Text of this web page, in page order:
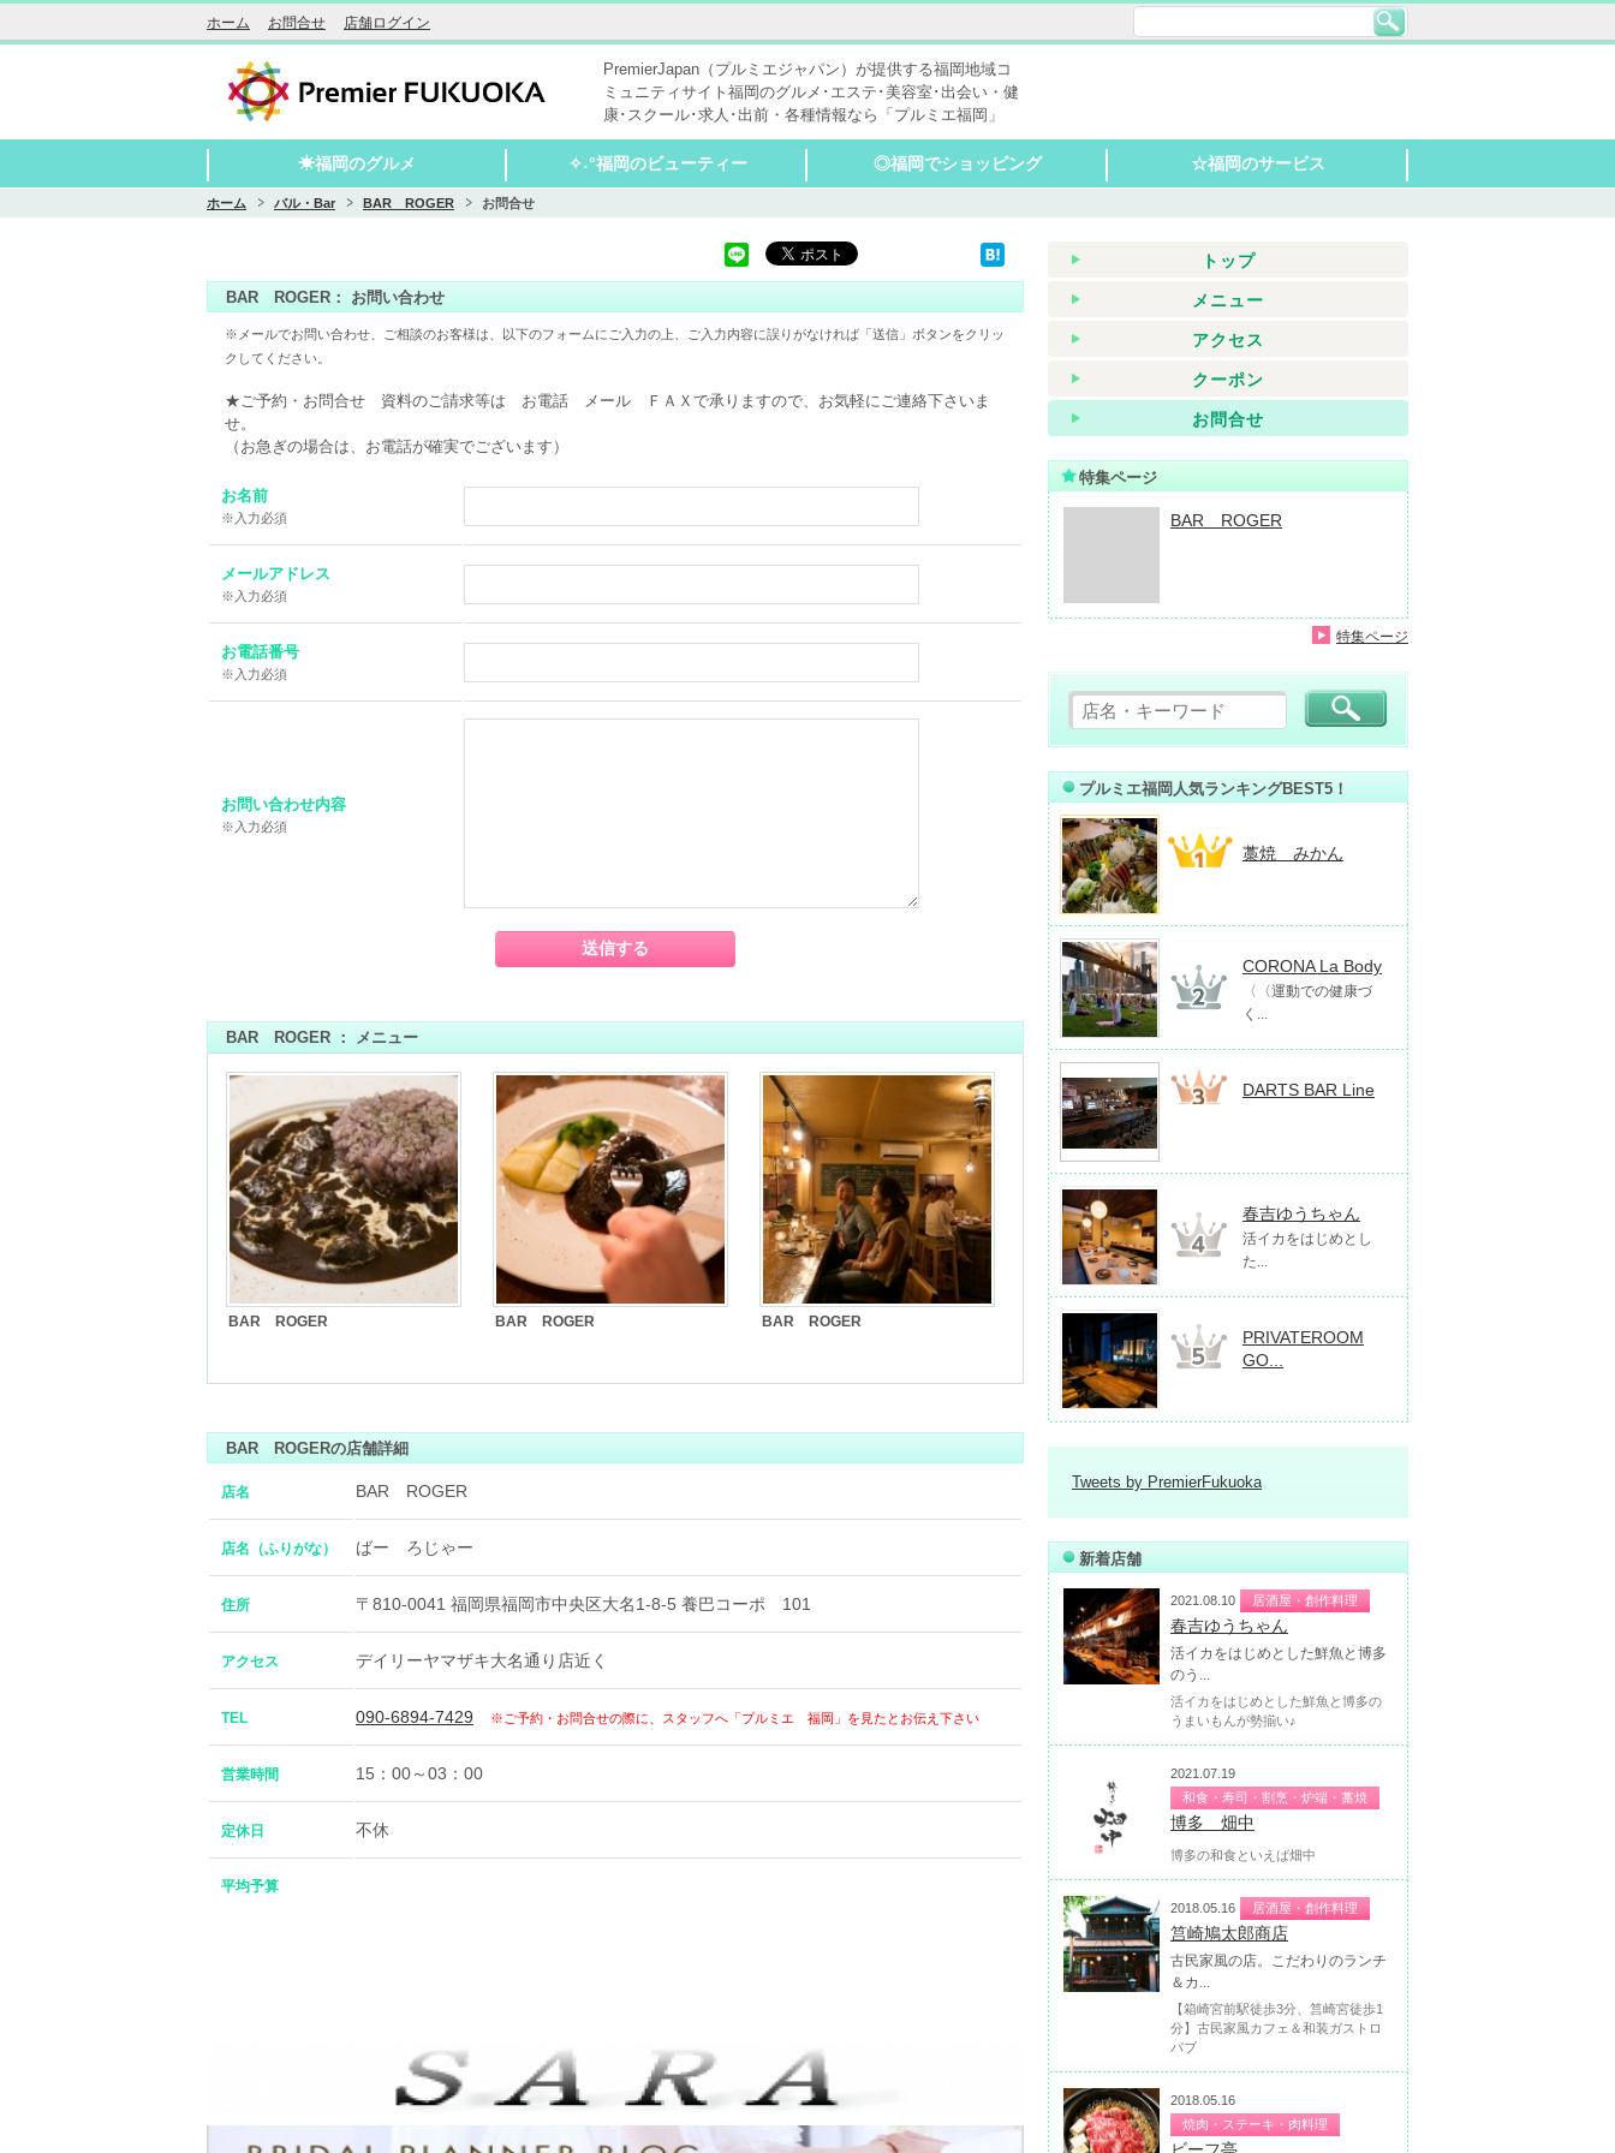
ホーム お問合せ 店舗ログイン
PremierJapan（プルミエジャパン）が提供する福岡地域コ
ミュニティサイト福岡のグルメ･エステ･美容室･出会い・健
康･スクール･求人･出前・各種情報なら「プルミエ福岡」
☀福岡のグルメ
ダイニングバー
居酒屋・創作料理
和食・寿司・割烹・炉端・藁焼
洋食・イタリアン・フレンチ
中華・韓国・多国籍料理
焼肉・ステーキ・肉料理
もつ鍋・水炊き
しゃぶしゃぶ・鍋料理
鉄板焼き・お好み焼き・もんじゃ焼き
バル・Bar
麺
カフェ・スイーツ・パン
✧˖°福岡のビューティー
ヘアサロン
ネイル・まつげサロン
エステサロン
リラクゼーション
ヨガ・アロマ・ヒーリング
脱毛
◎福岡でショッピング ☆福岡のサービス
ホーム バル・Bar BAR ROGER お問合せ
BAR ROGER： お問い合わせ
※メールでお問い合わせ、ご相談のお客様は、以下のフォームにご入力の上、ご入力内容に誤りがなければ「送信」ボタンをクリッ
クしてください。
★ご予約・お問合せ　資料のご請求等は　お電話　メール　ＦＡＸで承りますので、お気軽にご連絡下さいま
せ。
（お急ぎの場合は、お電話が確実でございます）
お名前
※入力必須
メールアドレス
※入力必須
お電話番号
※入力必須
お問い合わせ内容
※入力必須
BAR ROGER ： メニュー
BAR ROGER BAR ROGER BAR ROGER
BAR ROGERの店舗詳細
店名 BAR ROGER
店名（ふりがな） ばー ろじゃー
住所 〒810-0041 福岡県福岡市中央区大名1-8-5 養巴コーポ 101
アクセス デイリーヤマザキ大名通り店近く
TEL 090-6894-7429 ※ご予約・お問合せの際に、スタッフへ「プルミエ 福岡」を見たとお伝え下さい
営業時間 15：00～03：00
定休日 不休
平均予算
トップ
メニュー
アクセス
クーポン
お問合せ
特集ページ
BAR ROGER
特集ページ
プルミエ福岡人気ランキングBEST5！
藁焼 みかん
CORONA La Body
〈〈運動での健康づ
く...
DARTS BAR Line
春吉ゆうちゃん
活イカをはじめとし
た...
PRIVATEROOM
GO...
Tweets by PremierFukuoka
新着店舗
2021.08.10 居酒屋・創作料理
春吉ゆうちゃん
活イカをはじめとした鮮魚と博多
のう...
活イカをはじめとした鮮魚と博多の
うまいもんが勢揃い♪
2021.07.19
和食・寿司・割烹・炉端・藁焼
博多 畑中
博多の和食といえば畑中
2018.05.16 居酒屋・創作料理
筥崎鳩太郎商店
古民家風の店。こだわりのランチ
＆カ...
【箱崎宮前駅徒歩3分、筥崎宮徒歩1
分】古民家風カフェ＆和装ガストロ
パブ
2018.05.16
焼肉・ステーキ・肉料理